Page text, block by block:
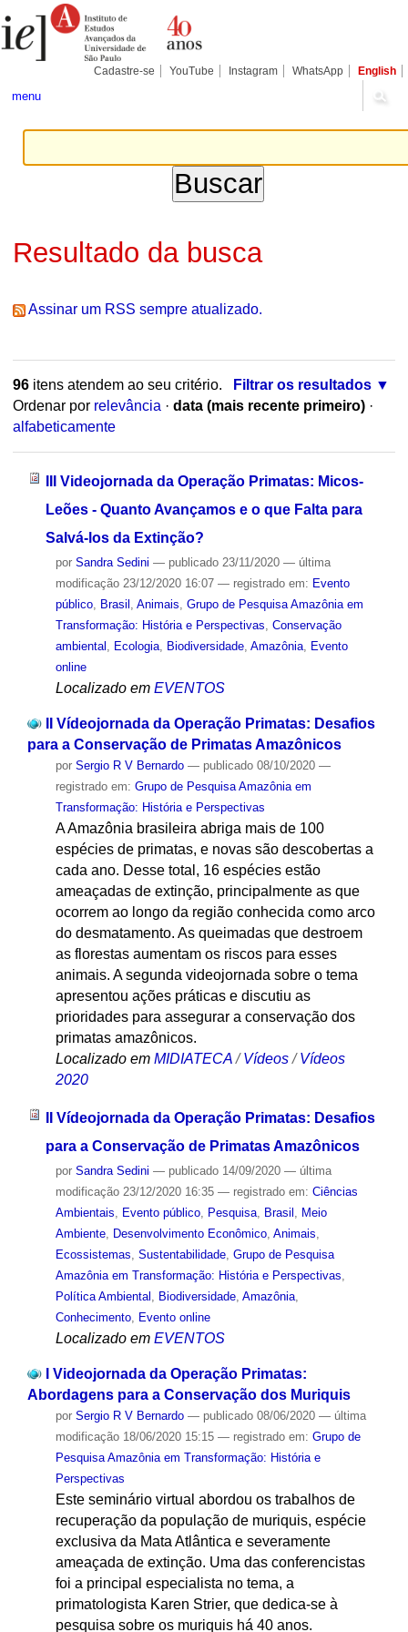
para
conteúdo.
Pessoais
Cadastre-se YouTube Instagram WhatsApp English
menu
Resultado da busca
Assinar um RSS sempre atualizado.
96itens atendem ao seu critério.
Filtrar os resultados
Ordenar por relevância · data (mais recente primeiro) ·
alfabeticamente
III Videojornada da Operação Primatas: Micos-
Leões - Quanto Avançamos e o que Falta para
Salvá-los da Extinção?
por Sandra Sedini — publicado23/11/2020 — última
modificação23/12/2020 16:07 — registrado em: Evento
público, Brasil Animais Grupo de Pesquisa Amazônia em
Transformação: História e Perspectivas Conservação
ambiental
Ecologia, Biodiversidade, Amazônia,
Evento
online
Localizado em EVENTOS
II Vídeojornada da Operação Primatas: Desafios
para a Conservação de Primatas Amazônicos
por Sergio R V Bernardo — publicado08/10/2020 —
registrado em: Grupo de Pesquisa Amazônia em
Transformação: História e Perspectivas
A Amazônia brasileira abriga mais de 100
espécies de primatas, e novas são descobertas a
cada ano. Desse total, 16 espécies estão
ameaçadas de extinção, principalmente as que
ocorrem ao longo da região conhecida como arco
do desmatamento. As queimadas que destroem
as florestas aumentam os riscos para esses
animais. A segunda videojornada sobre o tema
apresentou ações práticas e discutiu as
prioridades para assegurar a conservação dos
primatas amazônicos.
Localizado em MIDIATECA /Vídeos /Vídeos
2020
II Vídeojornada da Operação Primatas: Desafios
para a Conservação de Primatas Amazônicos
por Sandra Sedini — publicado14/09/2020 — última
modificação23/12/2020 16:35 — registrado em: Ciências
Ambientais, Evento público, Pesquisa, Brasil , Meio
Ambiente, Desenvolvimento Econômico, Animais,
Ecossistemas, Sustentabilidade, Grupo de Pesquisa
Amazônia em Transformação: História e Perspectivas,
Política Ambiental , Biodiversidade, Amazônia,
Conhecimento, Evento online
Localizado em EVENTOS
I Videojornada da Operação Primatas:
Abordagens para a Conservação dos Muriquis
por Sergio R V Bernardo — publicado08/06/2020 — última
modificação18/06/2020 15:15 — registrado em: Grupo de
Pesquisa Amazônia em Transformação: História e
Perspectivas
Este seminário virtual abordou os trabalhos de
recuperação da população de muriquis, espécie
exclusiva da Mata Atlântica e severamente
ameaçada de extinção. Uma das conferencistas
foi a principal especialista no tema, a
primatologista Karen Strier, que dedica-se à
pesquisa sobre os muriquis há 40 anos.